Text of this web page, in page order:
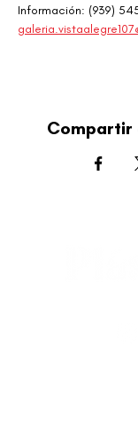
Información: (939)
Compartir